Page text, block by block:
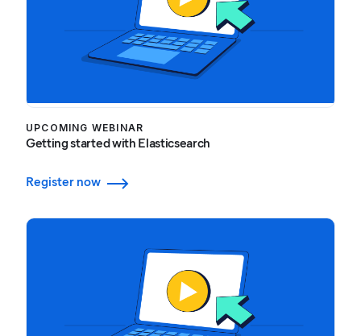
UPCOMING WEBINAR
Getting started with Elasticsearch
Register now